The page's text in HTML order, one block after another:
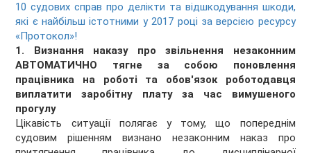
10 судових справ про делікти та відшкодування шкоди,
які є найбільш істотними у 2017 році за версією ресурсу
«Протокол»!
1. Визнання наказу про звільнення незаконним
АВТОМАТИЧНО тягне за собою поновлення
працівника на роботі та обов'язок роботодавця
виплатити заробітну плату за час вимушеного
прогулу
Цікавість ситуації полягає у тому, що попереднім
судовим рішенням визнано незаконним наказ про